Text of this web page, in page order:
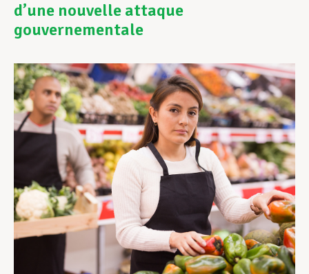
Assistance en vie privée
Développement professionnel
Devenir Membre
Actualités
d’une nouvelle attaque
gouvernementale